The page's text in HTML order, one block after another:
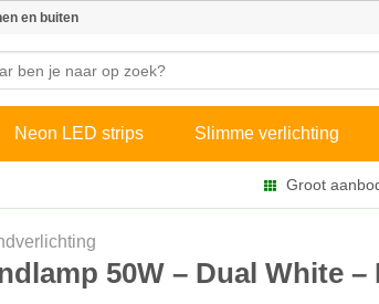
en buiten
Neon LED strips Slimme verlichting
Groot
50W – Dual White